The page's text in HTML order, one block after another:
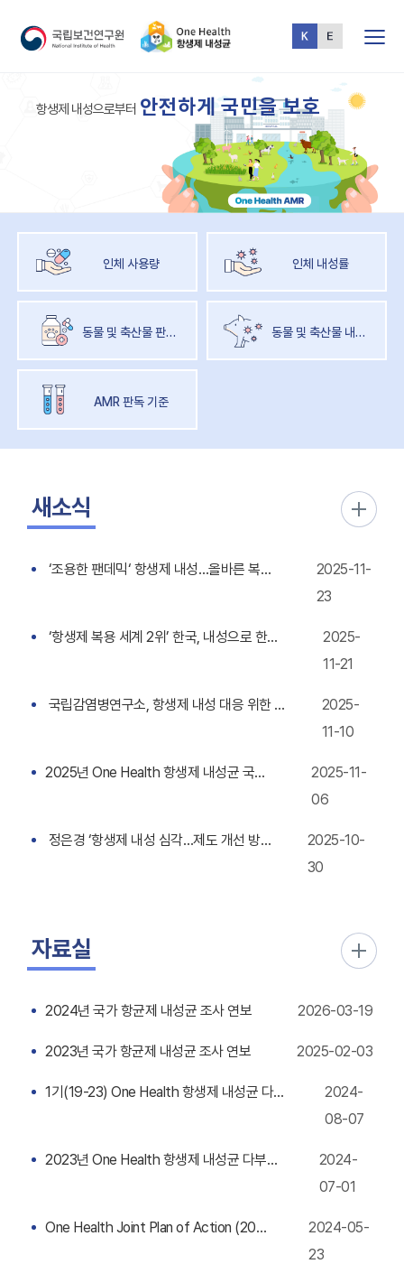
Health항생제 내성으로부터 안전하게 국민을 보호
인체 사용량 인체 내성률
동물 및 축산물 판매량 동물 및 축산물 내성률
AMR 판독 기준
새소식
‘조용한 팬데믹‘ 항생제 내성…올바른 복용법은?[QnA]
2025-11-
23
‘항생제 복용 세계 2위’ 한국, 내성으로 한해 3만여명 숨질 수도
2025-
11-21
국립감염병연구소, 항생제 내성 대응 위한 국제 임상시험 착수
2025-
11-10
2025년 One Health 항생제 내성균 국제 심포지엄
2025-11-
06
정은경 ‘항생제 내성 심각…제도 개선 방안 마련’
2025-10-
30
자료실
2024년 국가 항균제 내성균 조사 연보 2026-03-19
2023년 국가 항균제 내성균 조사 연보 2025-02-03
1기(19-23) One Health 항생제 내성균 다부처 공동대응사업 성과 통합분석
2024-
08-07
2023년 One Health 항생제 내성균 다부처 공동대응사업 연보
2024-
07-01
One Health Joint Plan of Action (2022-2026)
2024-05-
23